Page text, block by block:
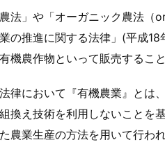
法」や「オーガニック農法
の推進に関する法律」(平成
機農作物といって販売するこ
律において『有機農業』とは
換え技術を利用しないことを
農業生産の方法を用いて行わ